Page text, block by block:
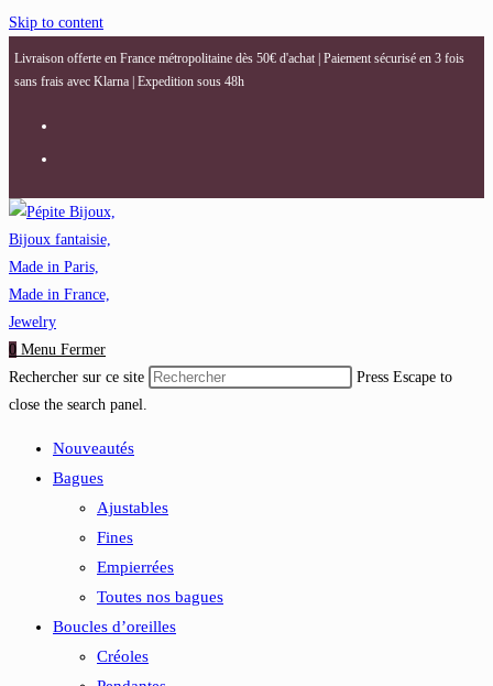
Skip to content
Livraison offerte en France métropolitaine dès 50€ d'achat | Paiement sécurisé en 3 fois
sans frais avec Klarna | Expedition sous 48h
0 Menu Fermer
Rechercher sur ce site
Press Escape to
close the search panel.
Nouveautés
Bagues
Ajustables
Fines
Empierrées
Toutes nos bagues
Boucles d’oreilles
Créoles